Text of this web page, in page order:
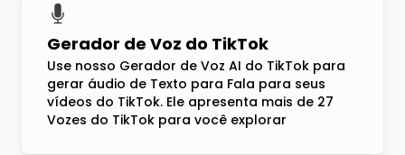
Gerador de Voz do TikTok
Use nosso Gerador de Voz AI do TikTok para
gerar áudio de Texto para Fala para seus
vídeos do TikTok. Ele apresenta mais de 27
Vozes do TikTok para você explorar